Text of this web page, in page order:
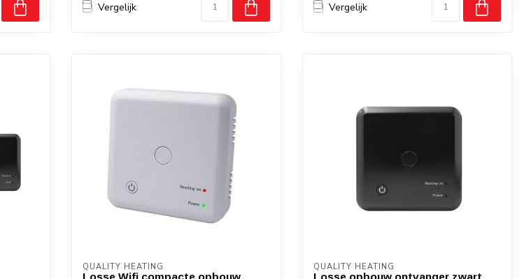
Vergelijk Vergelijk
QUALITY HEATING
Losse Wifi compacte opbouw
QUALITY HEATING
Losse opbouw ontvanger zwart